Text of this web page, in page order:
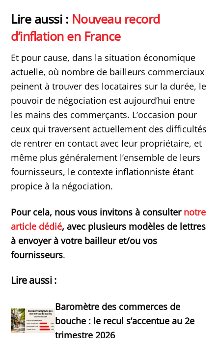
Lire aussi : Nouveau record
d’inflation en France
Et pour cause, dans la situation économique
actuelle, où nombre de bailleurs commerciaux
peinent à trouver des locataires sur la durée, le
pouvoir de négociation est aujourd’hui entre
les mains des commerçants. L’occasion pour
ceux qui traversent actuellement des difficultés
de rentrer en contact avec leur propriétaire, et
même plus généralement l’ensemble de leurs
fournisseurs, le contexte inflationniste étant
propice à la négociation.
Pour cela, nous vous invitons à consulter notre
article dédié, avec plusieurs modèles de lettres
à envoyer à votre bailleur et/ou vos
fournisseurs.
Lire aussi :
Baromètre des commerces de
bouche : le recul s’accentue au 2e
trimestre 2026